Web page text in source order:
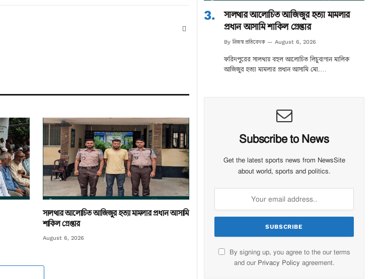
সালথার আলোচিত আজিজুর হত্যা মামলার প্রধান আসামি
শাকিল গ্রেপ্তার
August 6, 2026
সালথার আলোচিত আজিজুর হত্যা মামলার
প্রধান আসামি শাকিল গ্রেপ্তার
By নিজস্ব প্রতিবেদক August 6, 2026
ফরিদপুরের সালথায় বহুল আলোচিত লিচুবাগান মালিক
আজিজুর হত্যা মামলার প্রধান আসামি মো.…
Subscribe to News
Get the latest sports news from NewsSite
about world, sports and politics.
By signing up, you agree to the our terms
and our Privacy Policy agreement.